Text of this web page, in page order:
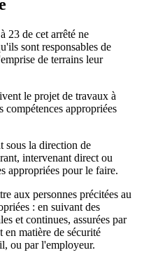
23 de cet arrêté ne
sont responsables de
de terrains leur
le projet de travaux à
appropriées
sous la direction de
intervenant direct ou
appropriées pour le faire.
aux personnes précitées au
: en suivant des
et continues, assurées par
matière de sécurité
ou par l'employeur.